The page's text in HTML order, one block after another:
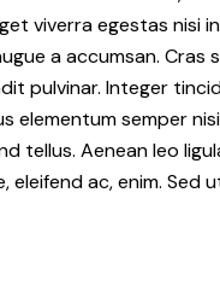
viverra egestas nisi
a accumsan. Cras
pulvinar. Integer
elementum semper
tellus. Aenean leo
eleifend ac, enim. Sed